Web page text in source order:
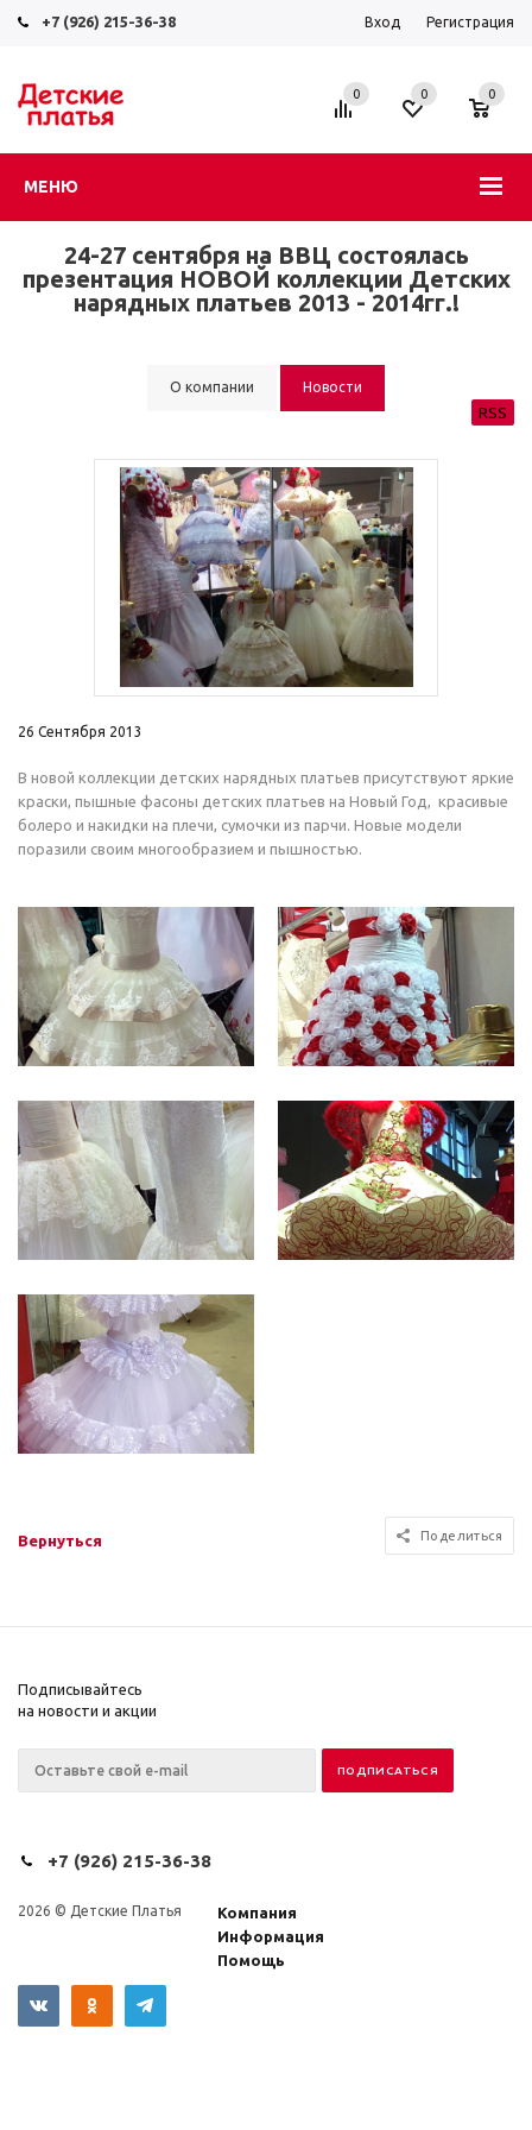
+7 (926) 215-36-38 Вход Регистрация
МЕНЮ
0 0 0
24-27 сентября на ВВЦ состоялась
презентация НОВОЙ коллекции Детских
нарядных платьев 2013 - 2014гг.!
О компании Новости
RSS
26 Сентября 2013
В новой коллекции детских нарядных платьев присутствуют яркие
краски, пышные фасоны детских платьев на Новый Год, красивые
болеро и накидки на плечи, сумочки из парчи. Новые модели
поразили своим многообразием и пышностью.
Вернуться Поделиться
Подписывайтесь
на новости и акции
+7 (926) 215-36-38
2026 © Детские Платья
Компания
Информация
Помощь